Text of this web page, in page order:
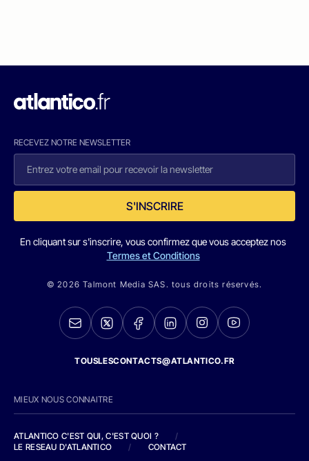
RECEVEZ NOTRE NEWSLETTER
S'INSCRIRE
En cliquant sur s'inscrire, vous confirmez que vous acceptez nos
Termes et Conditions
© 2026 Talmont Media SAS. tous droits réservés.
TOUSLESCONTACTS@ATLANTICO.FR
MIEUX NOUS CONNAITRE
ATLANTICO C'EST QUI, C'EST QUOI ?
/
LE RESEAU D'ATLANTICO
/ CONTACT